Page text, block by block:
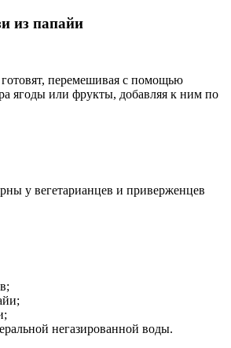
из папайи
перемешивая с помощью
ягоды или фрукты, добавляя к ним по
у вегетарианцев и приверженцев
негазированной воды.